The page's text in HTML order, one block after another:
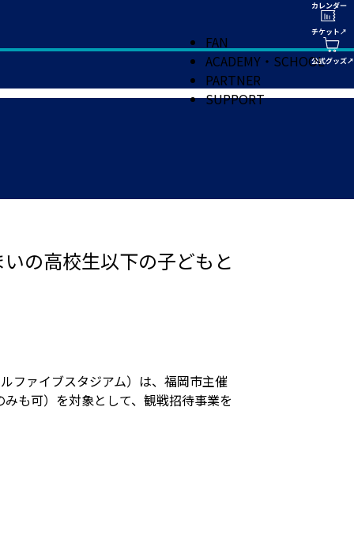
FAN
ACADEMY・SCHOOL
PARTNER
SUPPORT
の高校生以下の子どもと
ファイブスタジアム）は、福岡市主催
も可）を対象として、観戦招待事業を